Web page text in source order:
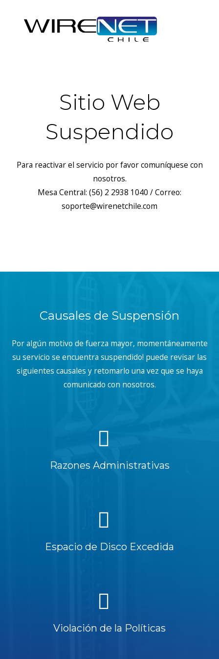
Sitio Web
Suspendido
Para reactivar el servicio por favor comuníquese con
nosotros.
Mesa Central: (56) 2 2938 1040 / Correo:
soporte@wirenetchile.com
Causales de Suspensión
Por algún motivo de fuerza mayor, momentáneamente
su servicio se encuentra suspendido! puede revisar las
siguientes causales y retomarlo una vez que se haya
comunicado con nosotros.
Razones Administrativas
Espacio de Disco Excedida
Violación de la Políticas